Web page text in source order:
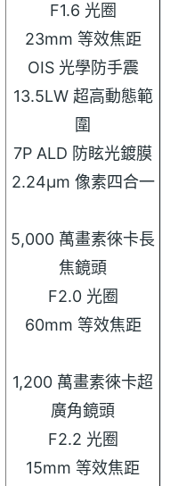
F1.6 光圈
23mm 等效焦距
OIS 光學防手震
13.5LW 超高動態範
圍
7P ALD 防眩光鍍膜
2.24μm 像素四合一
5,000 萬畫素徠卡長
焦鏡頭
F2.0 光圈
60mm 等效焦距
1,200 萬畫素徠卡超
廣角鏡頭
F2.2 光圈
15mm 等效焦距